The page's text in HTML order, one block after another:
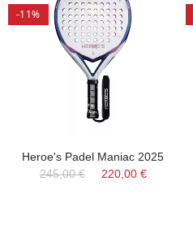
-11%
Heroe's Padel Maniac 2025
245,00 €
220,00 €